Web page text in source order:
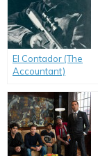
El Contador (The
Accountant)